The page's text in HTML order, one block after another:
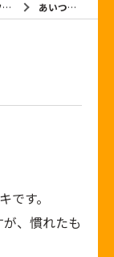
あいつの魅力
す。
、慣れたも